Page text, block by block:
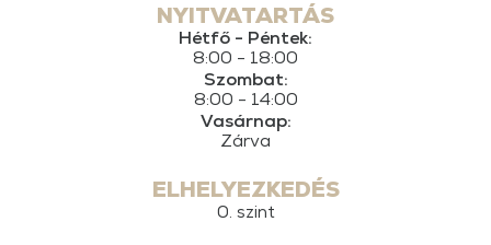
NYITVATARTÁS
Hétfő - Péntek:
8:00 - 18:00
Szombat:
8:00 - 14:00
Vasárnap:
Zárva
ELHELYEZKEDÉS
0. szint